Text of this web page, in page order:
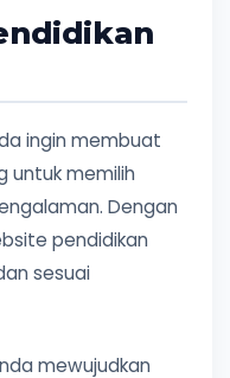
ingin membuat
untuk memilih
Dengan
pendidikan
sesuai
mewujudkan